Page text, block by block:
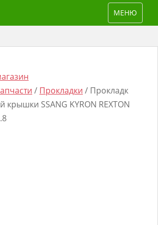
TOGGLE
МЕНЮ
/ Прокладки / Прокладк
крышки SSANG KYRON REXTON